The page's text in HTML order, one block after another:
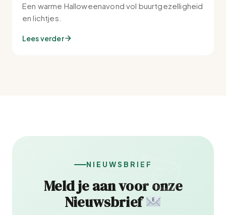
Een warme Halloweenavond vol buurtgezelligheid
en lichtjes.
Lees verder
NIEUWSBRIEF
Meld je aan voor onze
Nieuwsbrief